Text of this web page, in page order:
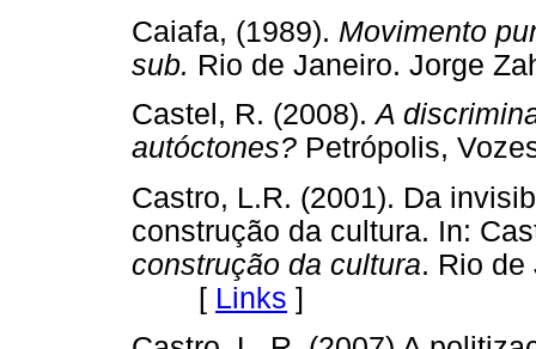
Caiafa, (1989). Movimento
sub. Rio de Janeiro.
Castel, R. (2008).A
autóctones? Petrópolis,
Castro, L.R. (2001). Da
construção da cultura. In:
construção da cultura. Rio de
[ Links ]